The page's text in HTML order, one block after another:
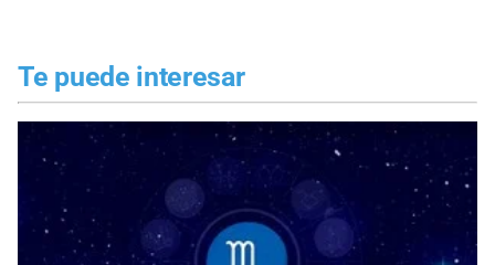
Te puede interesar